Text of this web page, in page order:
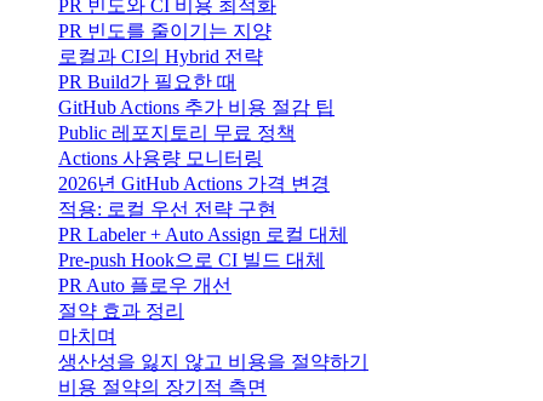
PR 빈도와 CI 비용 최적화
PR 빈도를 줄이기는 지양
로컬과 CI의 Hybrid 전략
PR Build가 필요한 때
GitHub Actions 추가 비용 절감 팁
Public 레포지토리 무료 정책
Actions 사용량 모니터링
2026년 GitHub Actions 가격 변경
적용: 로컬 우선 전략 구현
PR Labeler + Auto Assign 로컬 대체
Pre-push Hook으로 CI 빌드 대체
PR Auto 플로우 개선
절약 효과 정리
마치며
생산성을 잃지 않고 비용을 절약하기
비용 절약의 장기적 측면